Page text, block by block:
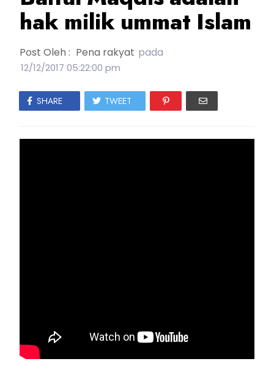
hak milik ummat Islam
Post Oleh : Pena rakyat pada
12/12/2017 05:22:00 pm
SHARE TWEET